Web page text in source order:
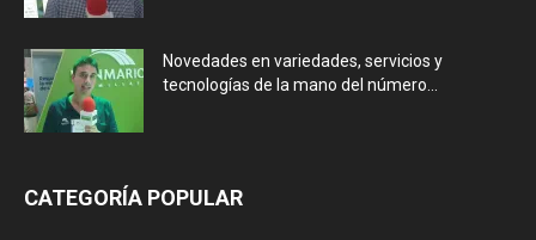
Novedades en variedades, servicios y
tecnologías de la mano del número...
CATEGORÍA POPULAR